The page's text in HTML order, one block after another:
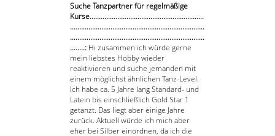
Suche Tanzpartner für regelmäßige
Kurse..............................................................
.........................................................................
.........................................................................
........: Hi zusammen ich würde gerne
mein liebstes Hobby wieder
reaktivieren und suche jemanden mit
einem möglichst ähnlichen Tanz-Level.
Ich habe ca. 5 Jahre lang Standard- und
Latein bis einschließlich Gold Star 1
getanzt. Das liegt aber einige Jahre
zurück. Aktuell würde ich mich aber
eher bei Silber einordnen, da ich die